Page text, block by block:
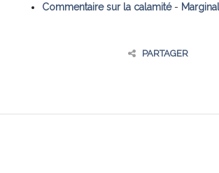
Commentaire sur la calamité-
PARTAGER